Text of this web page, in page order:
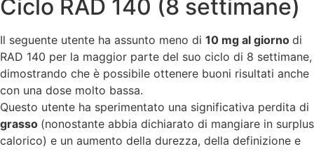
Ciclo RAD 140 (8 settimane)
Il seguente utente ha assunto meno di 10 mg al giorno di
RAD 140 per la maggior parte del suo ciclo di 8 settimane,
dimostrando che è possibile ottenere buoni risultati anche
con una dose molto bassa.
Questo utente ha sperimentato una significativa perdita di
grasso (nonostante abbia dichiarato di mangiare in surplus
calorico) e un aumento della durezza, della definizione e